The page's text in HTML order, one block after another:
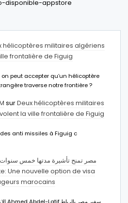
hélicoptères militaires algériens
frontalière de Figuig
peut accepter qu’un hélicoptère
traverse notre frontière ?
surDeux hélicoptères militaires
la ville frontalière de Figuig
anti missiles à Figuig c
مصر تمنح تأشيرة مدتها خمس سنوات
Une nouvelle option de visa
marocains